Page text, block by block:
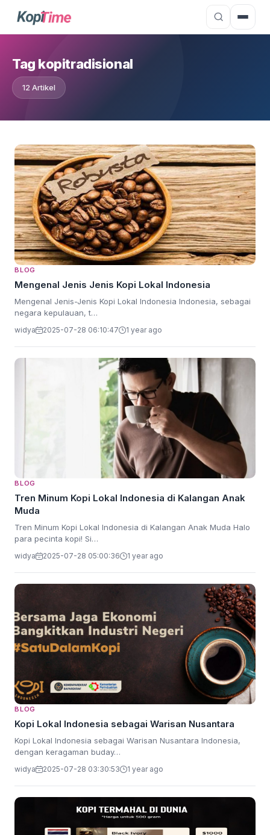
Tag kopitradisional
12 Artikel
BLOG
Mengenal Jenis Jenis Kopi Lokal Indonesia
Mengenal Jenis-Jenis Kopi Lokal Indonesia Indonesia, sebagai
negara kepulauan, t…
widya 2025-07-28 06:10:47 1 year ago
BLOG
Tren Minum Kopi Lokal Indonesia di Kalangan Anak
Muda
Tren Minum Kopi Lokal Indonesia di Kalangan Anak Muda Halo
para pecinta kopi! Si…
widya 2025-07-28 05:00:36 1 year ago
BLOG
Kopi Lokal Indonesia sebagai Warisan Nusantara
Kopi Lokal Indonesia sebagai Warisan Nusantara Indonesia,
dengan keragaman buday…
widya 2025-07-28 03:30:53 1 year ago